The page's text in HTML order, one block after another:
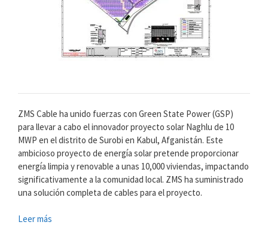
ZMS Cable ha unido fuerzas con Green State Power (GSP)
para llevar a cabo el innovador proyecto solar Naghlu de 10
MWP en el distrito de Surobi en Kabul, Afganistán. Este
ambicioso proyecto de energía solar pretende proporcionar
energía limpia y renovable a unas 10,000 viviendas, impactando
significativamente a la comunidad local. ZMS ha suministrado
una solución completa de cables para el proyecto.
Leer más